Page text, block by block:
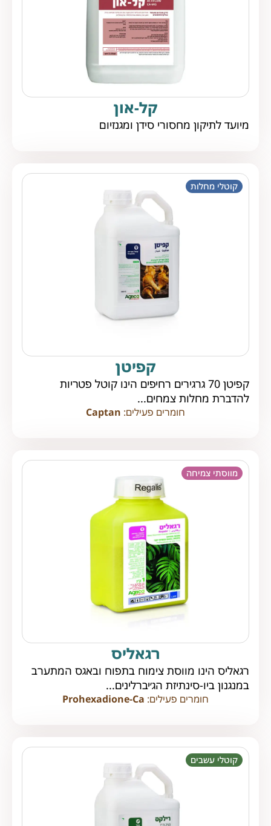
קל-און
מיועד לתיקון מחסורי סידן ומגנזיום
קוטלי מחלות
קפיטן
קפיטן 70 גרגירים רחיפים הינו קוטל פטריות
להדברת מחלות צמחים...
חומרים פעילים: Captan
מווסתי צמיחה
רגאליס
רגאליס הינו מווסת צימוח בתפוח ובאגס המתערב
במנגנון ביו-סינתיזת הג׳יברלינים...
חומרים פעילים: Prohexadione-Ca
קוטלי עשבים